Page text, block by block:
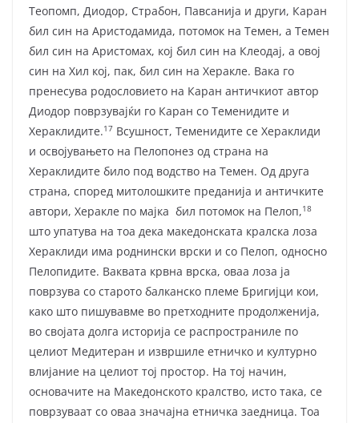
Теопомп, Диодор, Страбон, Павсанија и други, Каран
бил син на Аристодамида, потомок на Темен, а Темен
бил син на Аристомах, кој бил син на Клеодај, а овој
син на Хил кој, пак, бил син на Херакле. Вака го
пренесува родословието на Каран античкиот автор
Диодор поврзувајќи го Каран со Теменидите и
Хераклидите.17 Всушност, Теменидите се Хераклиди
и освојувањето на Пелопонез од страна на
Хераклидите било под водство на Темен. Од друга
страна, според митолошките преданија и античките
автори, Херакле по мајка бил потомок на Пелоп,18
што упатува на тоа дека македонската кралска лоза
Хераклиди има роднински врски и со Пелоп, односно
Пелопидите. Ваквата крвна врска, оваа лоза ја
поврзува со старото балканско племе Бригијци кои,
како што пишувавме во претходните продолженија,
во својата долга историја се распространиле по
целиот Медитеран и извршиле етничко и културно
влијание на целиот тој простор. На тој начин,
основачите на Македонското кралство, исто така, се
поврзуваат со оваа значајна етничка заедница. Тоа